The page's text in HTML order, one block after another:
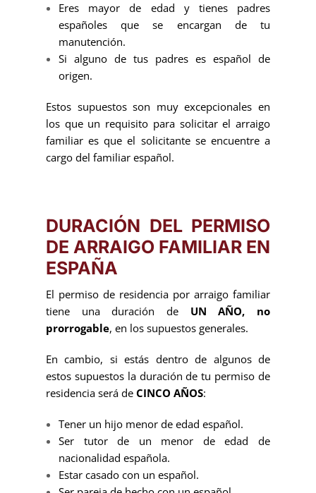
Eres mayor de edad y tienes padres
españoles que se encargan de tu
manutención.
Si alguno de tus padres es español de
origen.
Estos supuestos son muy excepcionales en
los que un requisito para solicitar el arraigo
familiar es que el solicitante se encuentre a
cargo del familiar español.
DURACIÓN DEL PERMISO
DE ARRAIGO FAMILIAR EN
ESPAÑA
El permiso de residencia por arraigo familiar
tiene una duración de UN AÑO, no
prorrogable, en los supuestos generales.
En cambio, si estás dentro de algunos de
estos supuestos la duración de tu permiso de
residencia será de CINCO AÑOS:
Tener un hijo menor de edad español.
Ser tutor de un menor de edad de
nacionalidad española.
Estar casado con un español.